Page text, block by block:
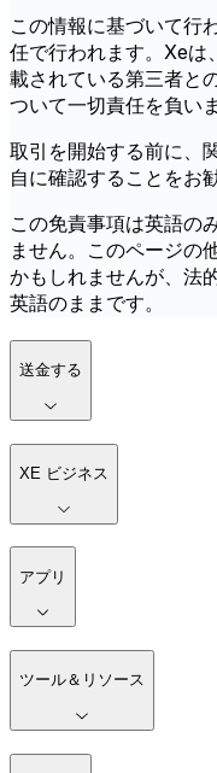
この情報に基づいて行
任で行われます。Xeは
載されている第三者と
ついて一切責任を負い
取引を開始する前に、
自に確認することをお
この免責事項は英語の
ません。このページの
かもしれませんが、法
英語のままです。
送金する
XE ビジネス
アプリ
ツール＆リソース